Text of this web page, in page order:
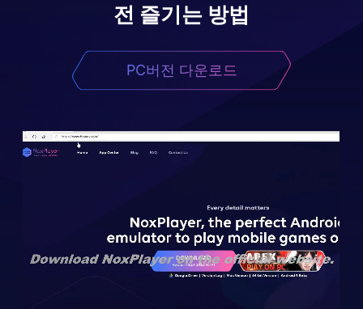
전 즐기는 방법
PC버전 다운로드